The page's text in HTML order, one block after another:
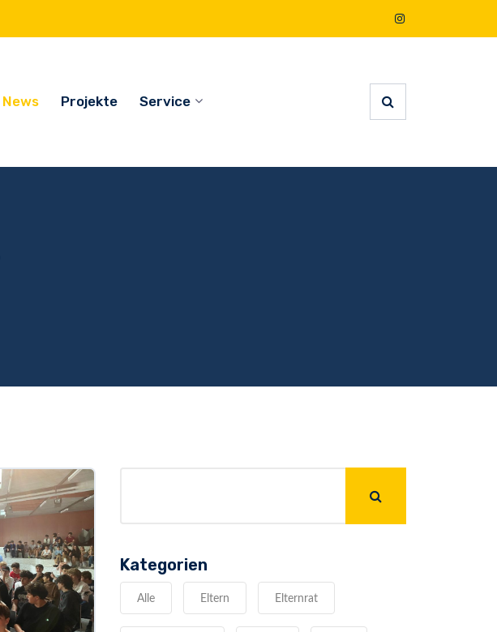
News Projekte Service
Kategorien
Alle Eltern Elternrat